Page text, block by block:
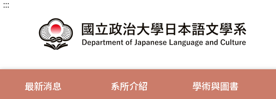
跳
:::
最新消息 系所介紹 學術與圖書